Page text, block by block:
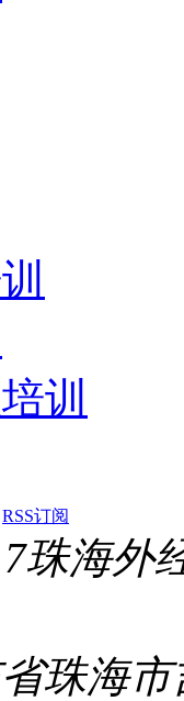
训
RSS订阅
珠海
珠海